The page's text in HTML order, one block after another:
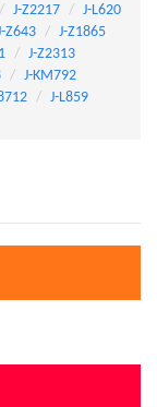
J-Z2217
J-L620
Z643
J-Z1865
J-Z2313
J-KM792
J-L859